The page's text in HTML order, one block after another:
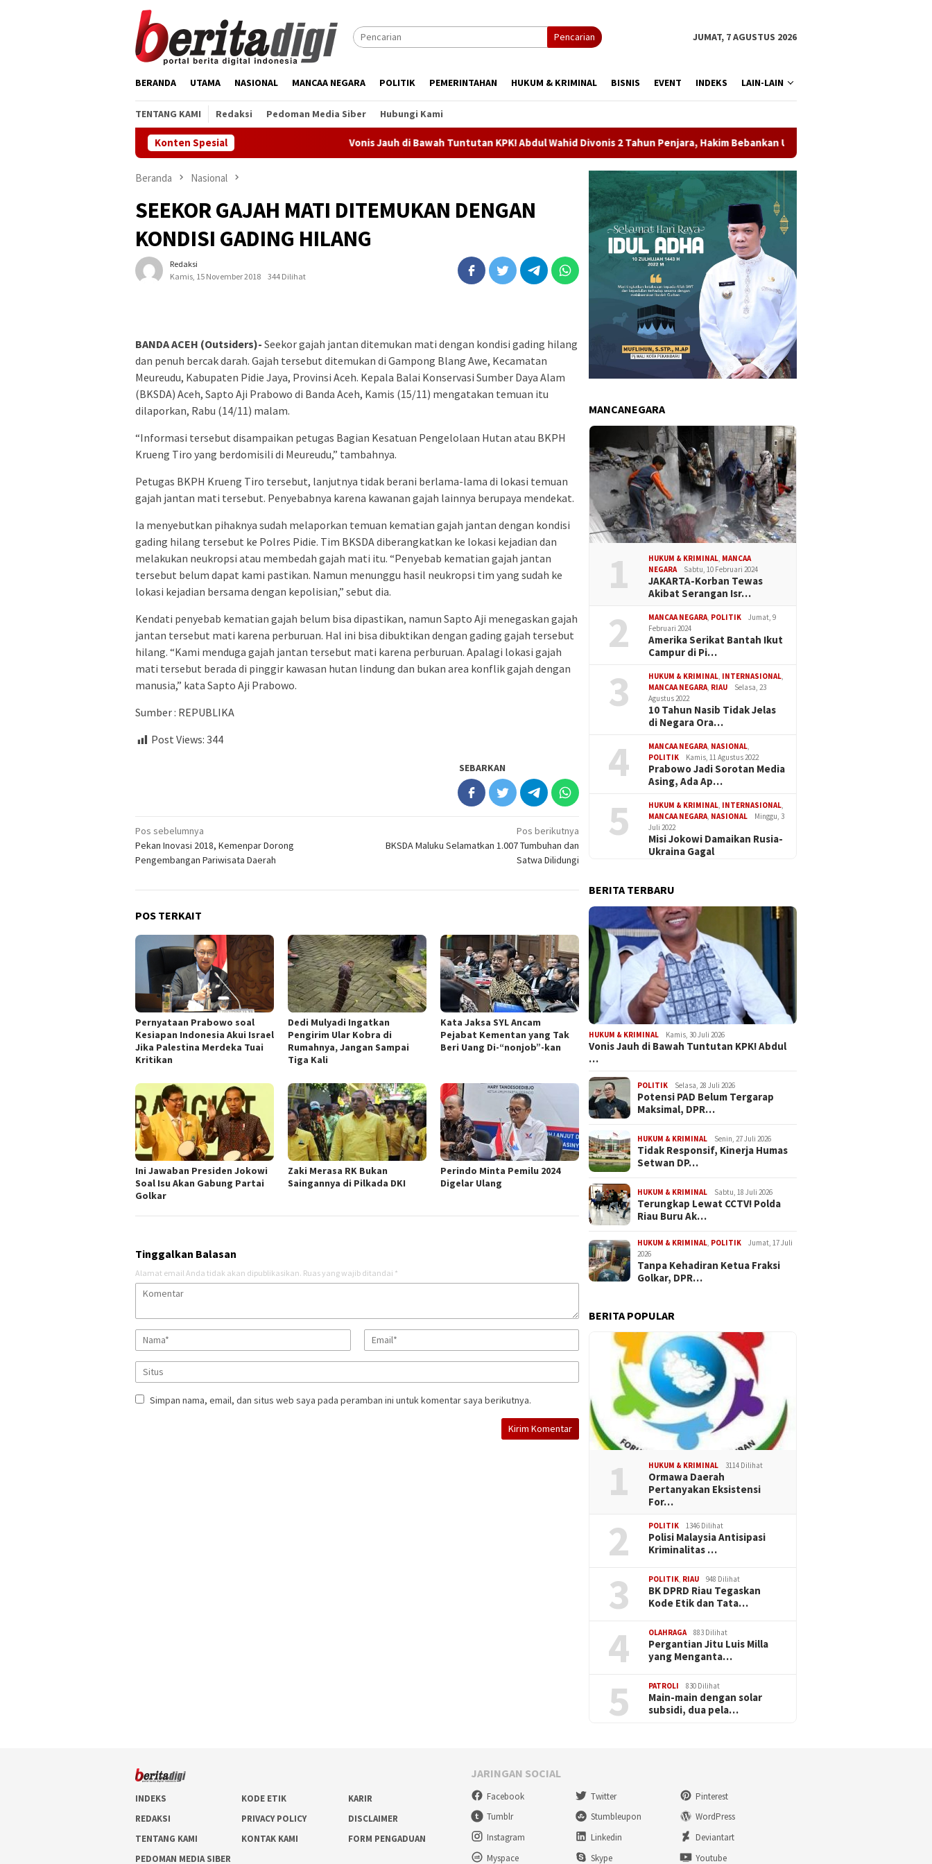
Pencarian JUMAT, 7 AGUSTUS 2026
BERANDA UTAMA NASIONAL MANCAA NEGARA POLITIK PEMERINTAHAN HUKUM & KRIMINAL BISNIS EVENT INDEKS LAIN-LAIN
TENTANG KAMI Redaksi Pedoman Media Siber Hubungi Kami
Konten Spesial Vonis Jauh di Bawah Tuntutan KPK! Abdul Wahid Divonis 2 Tahun Penjara, Hakim Bebankan Uang Pengganti Rp1,45 Miliar
Beranda Nasional
SEEKOR GAJAH MATI DITEMUKAN DENGAN
KONDISI GADING HILANG
Redaksi
Kamis, 15 November 2018
344 Dilihat
BANDA ACEH (Outsiders)- Seekor gajah jantan ditemukan mati dengan kondisi gading hilang
dan penuh bercak darah. Gajah tersebut ditemukan di Gampong Blang Awe, Kecamatan
Meureudu, Kabupaten Pidie Jaya, Provinsi Aceh. Kepala Balai Konservasi Sumber Daya Alam
(BKSDA) Aceh, Sapto Aji Prabowo di Banda Aceh, Kamis (15/11) mengatakan temuan itu
dilaporkan, Rabu (14/11) malam.
“Informasi tersebut disampaikan petugas Bagian Kesatuan Pengelolaan Hutan atau BKPH
Krueng Tiro yang berdomisili di Meureudu,” tambahnya.
Petugas BKPH Krueng Tiro tersebut, lanjutnya tidak berani berlama-lama di lokasi temuan
gajah jantan mati tersebut. Penyebabnya karena kawanan gajah lainnya berupaya mendekat.
Ia menyebutkan pihaknya sudah melaporkan temuan kematian gajah jantan dengan kondisi
gading hilang tersebut ke Polres Pidie. Tim BKSDA diberangkatkan ke lokasi kejadian dan
melakukan neukropsi atau membedah gajah mati itu. “Penyebab kematian gajah jantan
tersebut belum dapat kami pastikan. Namun menunggu hasil neukropsi tim yang sudah ke
lokasi kejadian bersama dengan kepolisian,” sebut dia.
Kendati penyebab kematian gajah belum bisa dipastikan, namun Sapto Aji menegaskan gajah
jantan tersebut mati karena perburuan. Hal ini bisa dibuktikan dengan gading gajah tersebut
hilang. “Kami menduga gajah jantan tersebut mati karena perburuan. Apalagi lokasi gajah
mati tersebut berada di pinggir kawasan hutan lindung dan bukan area konflik gajah dengan
manusia,” kata Sapto Aji Prabowo.
Sumber : REPUBLIKA
Post Views: 344
SEBARKAN
Navigasi
pos
Pos sebelumnya
Pekan Inovasi 2018, Kemenpar Dorong
Pengembangan Pariwisata Daerah
Pos berikutnya
BKSDA Maluku Selamatkan 1.007 Tumbuhan dan
Satwa Dilidungi
POS TERKAIT
Pernyataan Prabowo soal
Kesiapan Indonesia Akui Israel
Jika Palestina Merdeka Tuai
Kritikan
Dedi Mulyadi Ingatkan
Pengirim Ular Kobra di
Rumahnya, Jangan Sampai
Tiga Kali
Kata Jaksa SYL Ancam
Pejabat Kementan yang Tak
Beri Uang Di-“nonjob”-kan
Ini Jawaban Presiden Jokowi
Soal Isu Akan Gabung Partai
Golkar
Zaki Merasa RK Bukan
Saingannya di Pilkada DKI
Perindo Minta Pemilu 2024
Digelar Ulang
Tinggalkan Balasan
Alamat email Anda tidak akan dipublikasikan. Ruas yang wajib ditandai *
Simpan nama, email, dan situs web saya pada peramban ini untuk komentar saya berikutnya.
MANCANEGARA
1 HUKUM & KRIMINAL, MANCAA
NEGARA
Sabtu, 10 Februari 2024
JAKARTA-Korban Tewas
Akibat Serangan Isr…
2 MANCAA NEGARA, POLITIK
Jumat, 9
Februari 2024
Amerika Serikat Bantah Ikut
Campur di Pi…
3 HUKUM & KRIMINAL, INTERNASIONAL,
MANCAA NEGARA, RIAU
Selasa, 23
Agustus 2022
10 Tahun Nasib Tidak Jelas
di Negara Ora…
4 MANCAA NEGARA, NASIONAL,
POLITIK
Kamis, 11 Agustus 2022
Prabowo Jadi Sorotan Media
Asing, Ada Ap…
5 HUKUM & KRIMINAL, INTERNASIONAL,
MANCAA NEGARA, NASIONAL
Minggu, 3
Juli 2022
Misi Jokowi Damaikan Rusia-
Ukraina Gagal
BERITA TERBARU
HUKUM & KRIMINAL Kamis, 30 Juli 2026
Vonis Jauh di Bawah Tuntutan KPK! Abdul
…
POLITIK Selasa, 28 Juli 2026
Potensi PAD Belum Tergarap
Maksimal, DPR…
HUKUM & KRIMINAL Senin, 27 Juli 2026
Tidak Responsif, Kinerja Humas
Setwan DP…
HUKUM & KRIMINAL Sabtu, 18 Juli 2026
Terungkap Lewat CCTV! Polda
Riau Buru Ak…
HUKUM & KRIMINAL, POLITIK
Jumat, 17 Juli
2026
Tanpa Kehadiran Ketua Fraksi
Golkar, DPR…
BERITA POPULAR
1 HUKUM & KRIMINAL 3114 Dilihat
Ormawa Daerah
Pertanyakan Eksistensi
For…
2 POLITIK 1346 Dilihat
Polisi Malaysia Antisipasi
Kriminalitas …
3 POLITIK, RIAU 948 Dilihat
BK DPRD Riau Tegaskan
Kode Etik dan Tata…
4 OLAHRAGA 883 Dilihat
Pergantian Jitu Luis Milla
yang Menganta…
5 PATROLI 830 Dilihat
Main-main dengan solar
subsidi, dua pela…
INDEKS KODE ETIK
KARIR
REDAKSI
PRIVACY POLICY
DISCLAIMER
TENTANG KAMI
KONTAK KAMI
FORM PENGADUAN
PEDOMAN MEDIA SIBER
JARINGAN SOCIAL
Facebook Twitter
Pinterest
Tumblr
Stumbleupon
WordPress
Instagram
Linkedin
Deviantart
Myspace
Skype Youtube